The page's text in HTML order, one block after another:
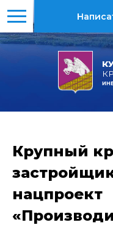
Крупный
нацпроект